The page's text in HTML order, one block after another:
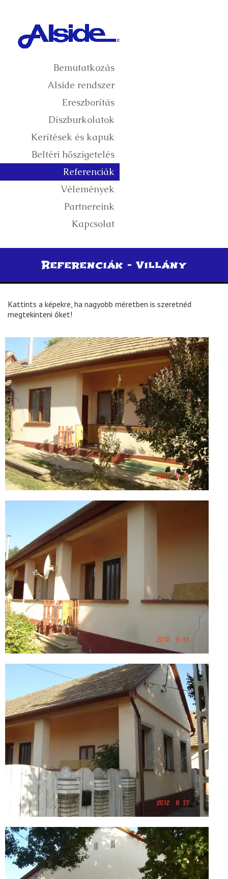
Bemutatkozás
Alside rendszer
Ereszborítás
Díszburkolatok
Kerítések és kapuk
Beltéri hőszigetelés
Referenciák
Vélemények
Partnereink
Kapcsolat
Referenciák -Villány
Kattints a képekre, ha nagyobb méretben is szeretnéd
megtekinteni őket!